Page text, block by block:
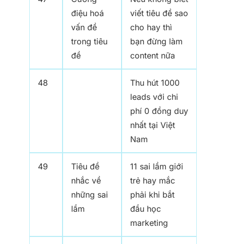
điệu hoá
vấn đề
trong tiêu
đề
viết tiêu đề sao
cho hay thì
bạn đừng làm
content nữa
48
Thu hút 1000
leads với chi
phí 0 đồng duy
nhất tại Việt
Nam
49
Tiêu đề
nhắc về
những sai
lầm
11 sai lầm giới
trẻ hay mắc
phải khi bắt
đầu học
marketing